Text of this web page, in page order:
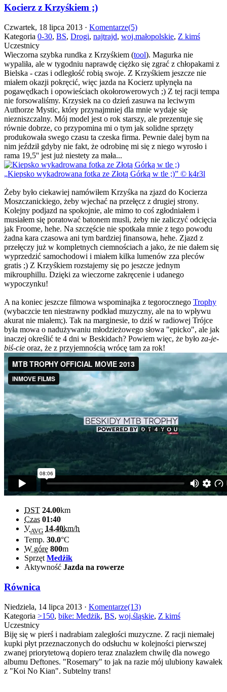
Kocierz z Krzyśkiem ;)
Czwartek, 18 lipca 2013 · Komentarze(5)
Kategoria 0-30, BS, Drogi, najtrajd, woj.małopolskie, Z kimś
Uczestnicy
Wieczorna szybka rundka z Krzyśkiem (tool). Magurka nie
wypaliła, ale w tygodniu naprawdę ciężko się zgrać z chłopakami z
Bielska - czas i odległość robią swoje. Z Krzyśkiem jeszcze nie
miałem okazji pokręcić, więc jazda na Kocierz upłynęła na
pogawędkach i opowieściach okołorowerowych ;) Z tej racji tempa
nie forsowaliśmy. Krzysiek na co dzień zasuwa na leciwym
Authorze Mystic, który przynajmniej dla mnie wydaje się
niezniszczalny. Mój model jest o rok starszy, ale prezentuje się
równie dobrze, co przypomina mi o tym jak solidne sprzęty
produkowała swego czasu ta czeska firma. Pewnie dalej bym na
nim jeździł gdyby nie fakt, że odrobinę mi się z niego wyrosło i
rama 19,5'' jest już niestety za mała...
Kiepsko wykadrowana fotka ze Złotą Górką w tle ;) © k4r3l
Żeby było ciekawiej namówiłem Krzyśka na zjazd do Kocierza
Moszczanickiego, żeby wjechać na przełęcz z drugiej strony.
Kolejny podjazd na spokojnie, ale mimo to coś zgłodniałem i
musiałem się poratować batonem musli, żeby nie zaliczyć odcięcia
jak Froome, hehe. Na szczęście nie spotkała mnie z tego powodu
żadna kara czasowa ani tym bardziej finansowa, hehe. Zjazd z
przełęczy już w kompletnych ciemnościach a jako, że nie dałem się
wyprzedzić samochodowi i miałem kilka lumenów zza pleców
gratis ;) Z Krzyśkiem rozstajemy się po jeszcze jednym
mikrouphillu. Dzięki za wieczorne zakręcenie i udanego
wypoczynku!
A na koniec jeszcze filmowa wspominajka z tegorocznego Trophy
(wybaczcie ten niestrawny podkład muzyczny, ale na to wpływu
akurat nie miałem;). Tak na marginesie, to dziś w radiowej Trójce
była mowa o nadużywaniu młodzieżowego słowa "epicko", ale jak
inaczej określić te 4 dni w Beskidach? Powiem więc, że było za-je-
biś-cie oraz, że z przyjemnością wrócę tam za rok!
DST 24.00km
Czas 01:40
VAVG 14.40km/h
Temp. 30.0°C
W górę 800m
Sprzęt Medżik
Aktywność Jazda na rowerze
Równica
Niedziela, 14 lipca 2013 · Komentarze(13)
Kategoria >150, bike: Medżik, BS, woj.śląskie, Z kimś
Uczestnicy
Biję się w pierś i nadrabiam zaległości muzyczne. Z racji niemałej
kupki płyt przeznaczonych do odsłuchu w kolejności pierwszej
zwanej priorytetową dopiero teraz znalazłem chwilę dla nowego
albumu Deftones. "Rosemary" to jak na razie mój ulubiony kawałek
z "Koi No Kian". Subtelny trans!